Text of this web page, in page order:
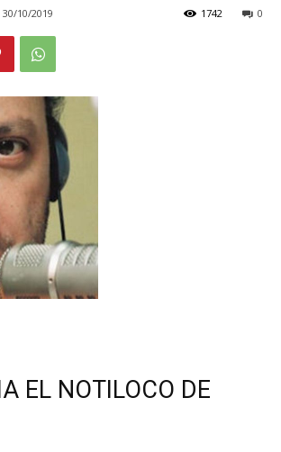
30/10/2019 0
1742
EL NOTILOCO DE